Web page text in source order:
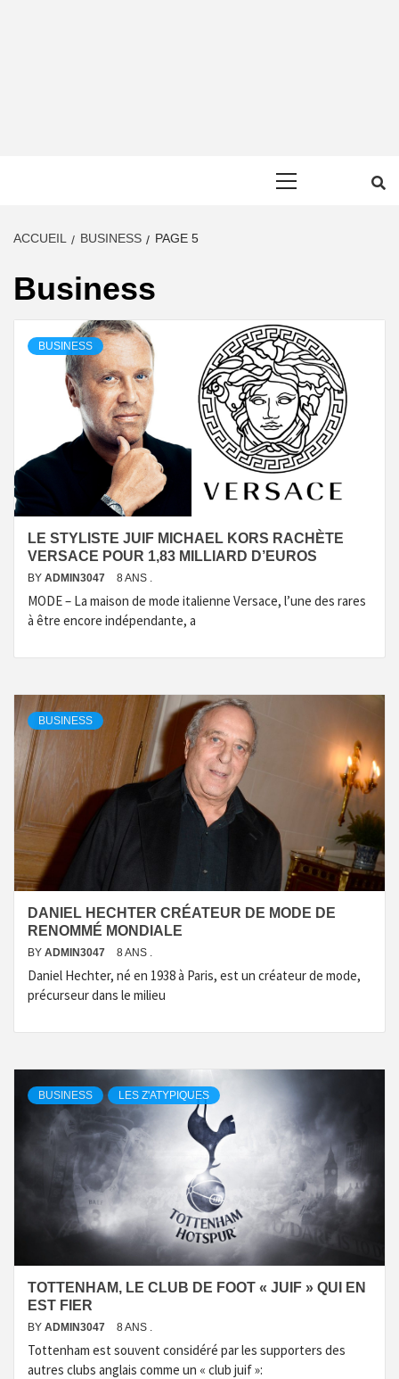
ACCUEIL BUSINESS PAGE 5
Business
BUSINESS
LE STYLISTE JUIF MICHAEL KORS RACHÈTE
VERSACE POUR 1,83 MILLIARD D’EUROS
BY ADMIN3047 8 ANS .
MODE – La maison de mode italienne Versace, l’une des rares
à être encore indépendante, a
BUSINESS
DANIEL HECHTER CRÉATEUR DE MODE DE
RENOMMÉ MONDIALE
BY ADMIN3047 8 ANS .
Daniel Hechter, né en 1938 à Paris, est un créateur de mode,
précurseur dans le milieu
BUSINESS LES Z'ATYPIQUES
TOTTENHAM, LE CLUB DE FOOT « JUIF » QUI EN
EST FIER
BY ADMIN3047 8 ANS .
Tottenham est souvent considéré par les supporters des
autres clubs anglais comme un « club juif »: